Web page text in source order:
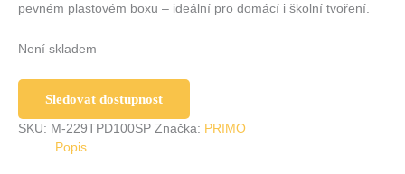
pevném plastovém boxu – ideální pro domácí i školní tvoření.
Není skladem
Sledovat dostupnost
SKU: M-229TPD100SP Značka: PRIMO
Popis